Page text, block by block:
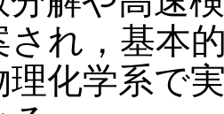
され，基本
理化学系で